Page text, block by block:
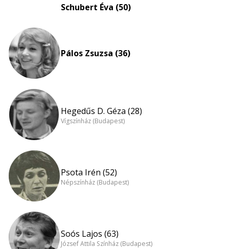
Schubert Éva (50)
Pálos Zsuzsa (36)
Hegedűs D. Géza (28)
Vígszínház (Budapest)
Psota Irén (52)
Népszínház (Budapest)
Soós Lajos (63)
József Attila Színház (Budapest)